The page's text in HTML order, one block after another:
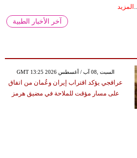
المزيد
آخر الأخبار الطبية
GMT 13:25 2026 السبت ,08 آب / أغسطس
عراقجي يؤكد اقتراب إيران وعُمان من اتفاق
على مسار مؤقت للملاحة في مضيق هرمز